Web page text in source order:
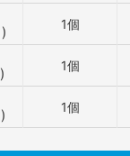
) 1個
) 1個
) 1個